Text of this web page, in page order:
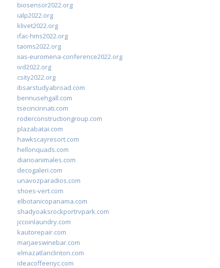
biosensor2022.org
ialp2022.org
klivet2022.org
ifac-hms2022.org
taoms2022.org
iias-euromena-conference2022.org
ivd2022.org
csity2022.org
ibsarstudyabroad.com
bennusehgall.com
tsecincinnati.com
roderconstructiongroup.com
plazabatai.com
hawkscayresort.com
hellonquads.com
diarioanimales.com
decogaleri.com
unavozparadios.com
shoes-vert.com
elbotanicopanama.com
shadyoaksrockportrvpark.com
jccoinlaundry.com
kautorepair.com
marjaeswinebar.com
elmazatlanclinton.com
ideacoffeenyc.com